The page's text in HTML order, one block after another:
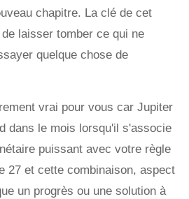
chapitre. La clé de cet
laisser tomber ce qui ne
quelque chose de
vrai pour vous car Jupiter
dans le mois lorsqu'il s'associe
puissant avec votre règle
27 et cette combinaison, aspect
un progrès ou une solution à